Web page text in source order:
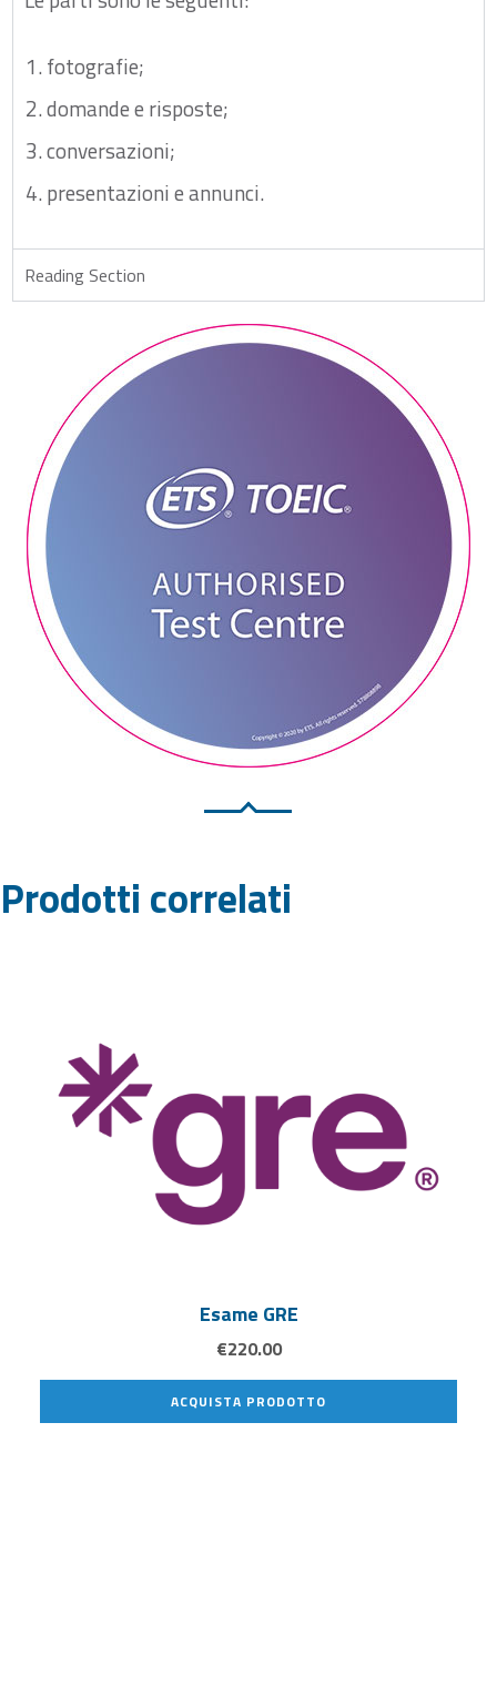
fotografie;
domande e risposte;
conversazioni;
presentazioni e annunci.
Reading Section
Prodotti correlati
Esame GRE
€220.00
ACQUISTA PRODOTTO